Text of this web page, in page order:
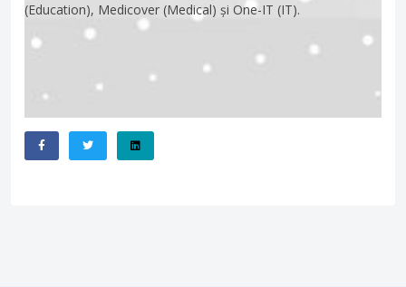
(Education), Medicover (Medical) și One-IT (IT).